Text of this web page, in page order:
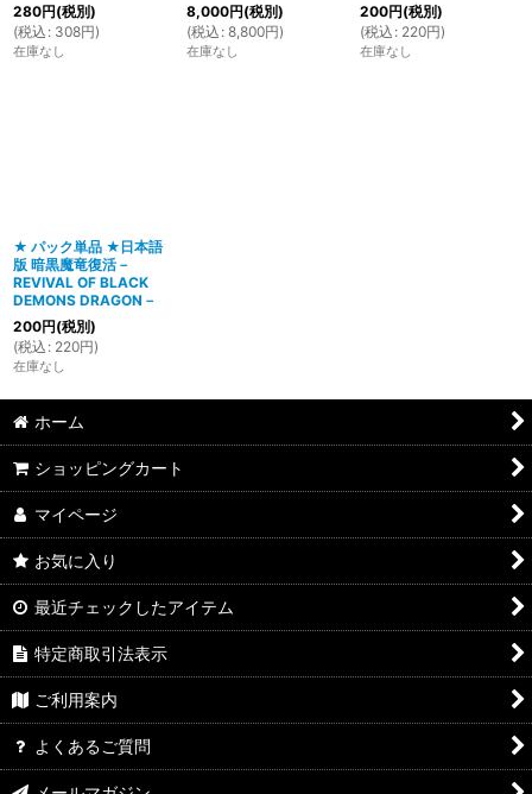
280円(税別)
(税込 : 308円)
在庫なし
8,000円(税別)
(税込 : 8,800円)
在庫なし
200円(税別)
(税込 : 220円)
在庫なし
★ パック単品 ★日本語
版 暗黒魔竜復活－
REVIVAL OF BLACK
DEMONS DRAGON－
200円(税別)
(税込 : 220円)
在庫なし
ホーム
ショッピングカート
マイページ
お気に入り
最近チェックしたアイテム
特定商取引法表示
ご利用案内
よくあるご質問